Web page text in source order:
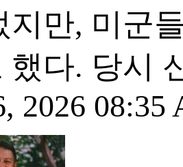
지만, 미군
했다. 당시
2026 08:35